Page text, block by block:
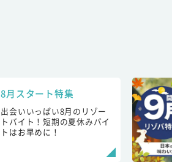
8月スタート特集
出会いいっぱい8月のリゾー
トバイト！短期の夏休みバイ
トはお早めに！